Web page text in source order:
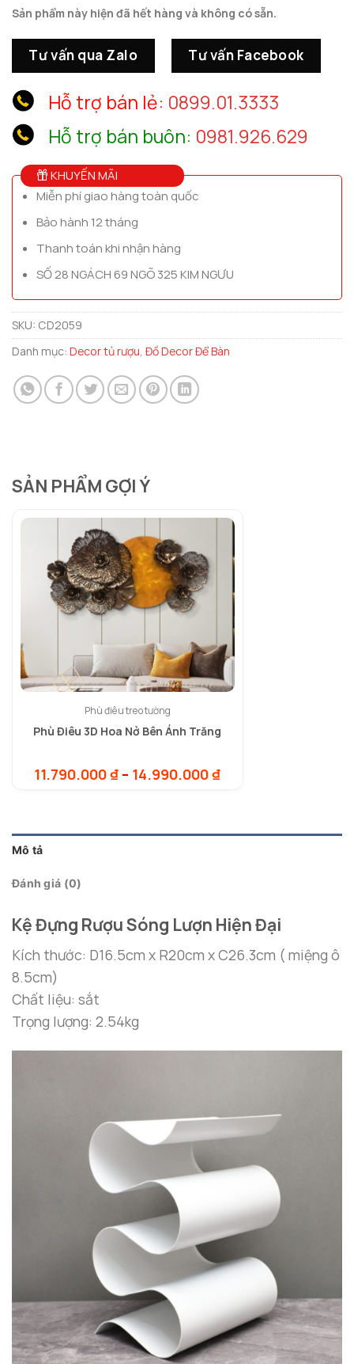
Sản phẩm này hiện đã hết hàng và không có sẵn.
Tư vấn qua Zalo Tư vấn Facebook
Hỗ trợ bán lẻ: 0899.01.3333
Hỗ trợ bán buôn: 0981.926.629
KHUYẾN MÃI
Miễn phí giao hàng toàn quốc
Bảo hành 12 tháng
Thanh toán khi nhận hàng
SỐ 28 NGÁCH 69 NGÕ 325 KIM NGƯU
SKU: CD2059
Danh mục: Decor tủ rượu, Đồ Decor Để Bàn
SẢN PHẨM GỢI Ý
Phù điêu treo tường
Phù Điêu 3D Hoa Nở Bên Ánh Trăng
11.790.000₫ – 14.990.000₫Khoảng
14.990.000 ₫
Mô tả
Đánh giá (0)
Kệ Đựng Rượu Sóng Lượn Hiện Đại
Kích thước: D16.5cm x R20cm x C26.3cm ( miệng ô
8.5cm)
Chất liệu: sắt
Trọng lượng: 2.54kg